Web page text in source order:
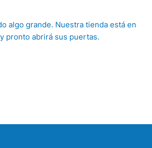
algo grande. Nuestra tienda está en
pronto abrirá sus puertas.